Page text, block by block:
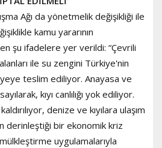
Ağı da yönetmelik değişikliği ile
kamu yararının
şu ifadelere yer verildi: “Çevrili
ile su zengini Türkiye'nin
teslim ediliyor. Anayasa ve
kıyı canlılığı yok ediliyor.
denize ve kıyılara ulaşım
derinleştiği bir ekonomik kriz
uygulamalarıyla